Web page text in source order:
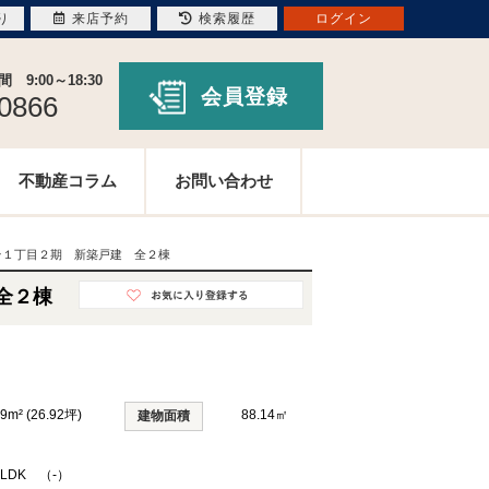
9:00～18:30
会員登録
不動産コラム お問い合わせ
１丁目２期 新築戸建 全２棟
２棟
(26.92坪) 建物面積 88.14㎡
（-）
来店予約 検索履歴 ログイン